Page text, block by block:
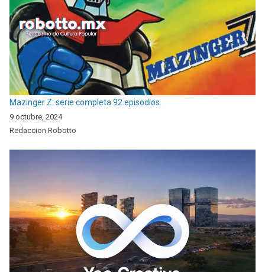
Mazinger Z: serie completa 92 episodios.
9 octubre, 2024
Redaccion Robotto